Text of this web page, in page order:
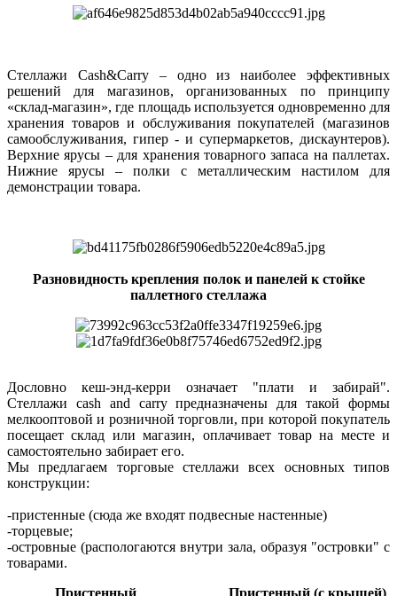
Стеллажи Cash&Carry – одно из наиболее эффективных
решений для магазинов, организованных по принципу
«склад-магазин», где площадь используется одновременно для
хранения товаров и обслуживания покупателей (магазинов
самообслуживания, гипер - и супермаркетов, дискаунтеров).
Верхние ярусы – для хранения товарного запаса на паллетах.
Нижние ярусы – полки с металлическим настилом для
демонстрации товара.
Разновидность крепления полок и панелей к стойке
паллетного стеллажа
Дословно кеш-энд-керри означает "плати и забирай".
Стеллажи cash and carry предназначены для такой формы
мелкооптовой и розничной торговли, при которой покупатель
посещает склад или магазин, оплачивает товар на месте и
самостоятельно забирает его.
Мы предлагаем торговые стеллажи всех основных типов
конструкции:
-пристенные (сюда же входят подвесные настенные)
-торцевые;
-островные (распологаются внутри зала, образуя "островки" с
товарами.